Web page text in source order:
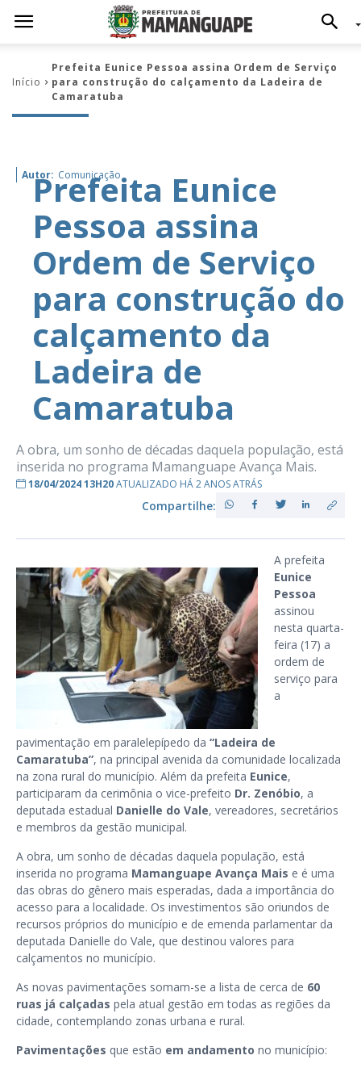
Início
Prefeita Eunice Pessoa assina Ordem de Serviço
para construção do calçamento da Ladeira de
Camaratuba
Autor: Comunicação
Prefeita Eunice
Pessoa assina
Ordem de Serviço
para construção do
calçamento da
Ladeira de
Camaratuba
A obra, um sonho de décadas daquela população, está
inserida no programa Mamanguape Avança Mais.
18/04/2024 13H20ATUALIZADO HÁ 2 ANOS ATRÁS
Compartilhe:
A prefeita
Eunice
Pessoa
assinou
nesta quarta-
feira (17) a
ordem de
serviço para
a
pavimentação em paralelepípedo da “Ladeira de
Camaratuba”, na principal avenida da comunidade localizada
na zona rural do município. Além da prefeita Eunice,
participaram da cerimônia o vice-prefeito Dr. Zenóbio, a
deputada estadual Danielle do Vale, vereadores, secretários
e membros da gestão municipal.
A obra, um sonho de décadas daquela população, está
inserida no programa Mamanguape Avança Mais e é uma
das obras do gênero mais esperadas, dada a importância do
acesso para a localidade. Os investimentos são oriundos de
recursos próprios do município e de emenda parlamentar da
deputada Danielle do Vale, que destinou valores para
calçamentos no município.
As novas pavimentações somam-se a lista de cerca de 60
ruas já calçadas pela atual gestão em todas as regiões da
cidade, contemplando zonas urbana e rural.
Pavimentações que estão em andamento no município: